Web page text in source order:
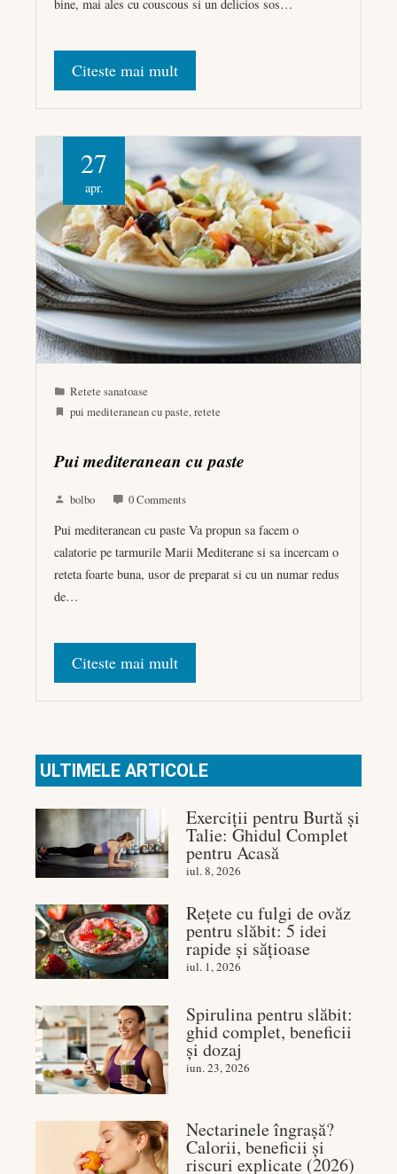
bine, mai ales cu couscous si un delicios sos…
Citeste mai mult
27
apr.
Retete sanatoase
pui mediteranean cu paste,retete
Pui mediteranean cu paste
bolbo 0 Comments
Pui mediteranean cu paste Va propun sa facem o
calatorie pe tarmurile Marii Mediterane si sa incercam o
reteta foarte buna, usor de preparat si cu un numar redus
de…
Citeste mai mult
ULTIMELE ARTICOLE
Exerciții pentru Burtă și
Talie: Ghidul Complet
pentru Acasă
iul. 8, 2026
Rețete cu fulgi de ovăz
pentru slăbit: 5 idei
rapide și sățioase
iul. 1, 2026
Spirulina pentru slăbit:
ghid complet, beneficii
și dozaj
iun. 23, 2026
Nectarinele îngrașă?
Calorii, beneficii și
riscuri explicate (2026)